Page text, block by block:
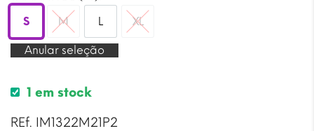
S
S
M
M
L
L
XL
XL
Anular seleção
1 em stock
REf. IM1322M21P2